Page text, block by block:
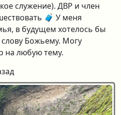
служение). ДВР и член
🧳 У меня
в будущем хотелось бы
Божьему. Могу
на любую тему.